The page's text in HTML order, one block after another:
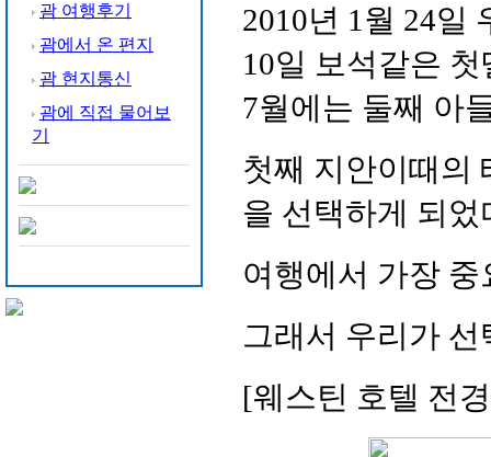
괌 여행후기
괌에서 온 편지
괌 현지통신
괌에 직접 물어보
기
2010년 1월 24일
10일 보석같은
7월에는 둘째 아
첫째 지안이때의
을 선택하게 되었
여행에서 가장
그래서 우리가
[웨스틴 호텔 전